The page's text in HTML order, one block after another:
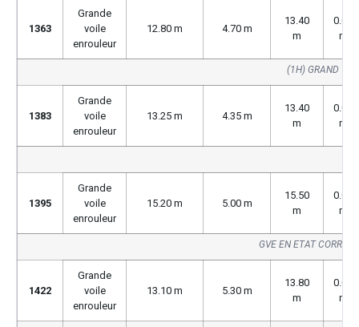
1363
Grande
voile
enrouleur
12.80 m 4.70 m
13.40
m
0.00
m
(1H) GRAND
1383
Grande
voile
enrouleur
13.25 m 4.35 m
13.40
m
0.00
m
1395
Grande
voile
enrouleur
15.20 m 5.00 m
15.50
m
0.00
m
GVE EN ETAT
1422
Grande
voile
enrouleur
13.10 m 5.30 m
13.80
m
0.00
m